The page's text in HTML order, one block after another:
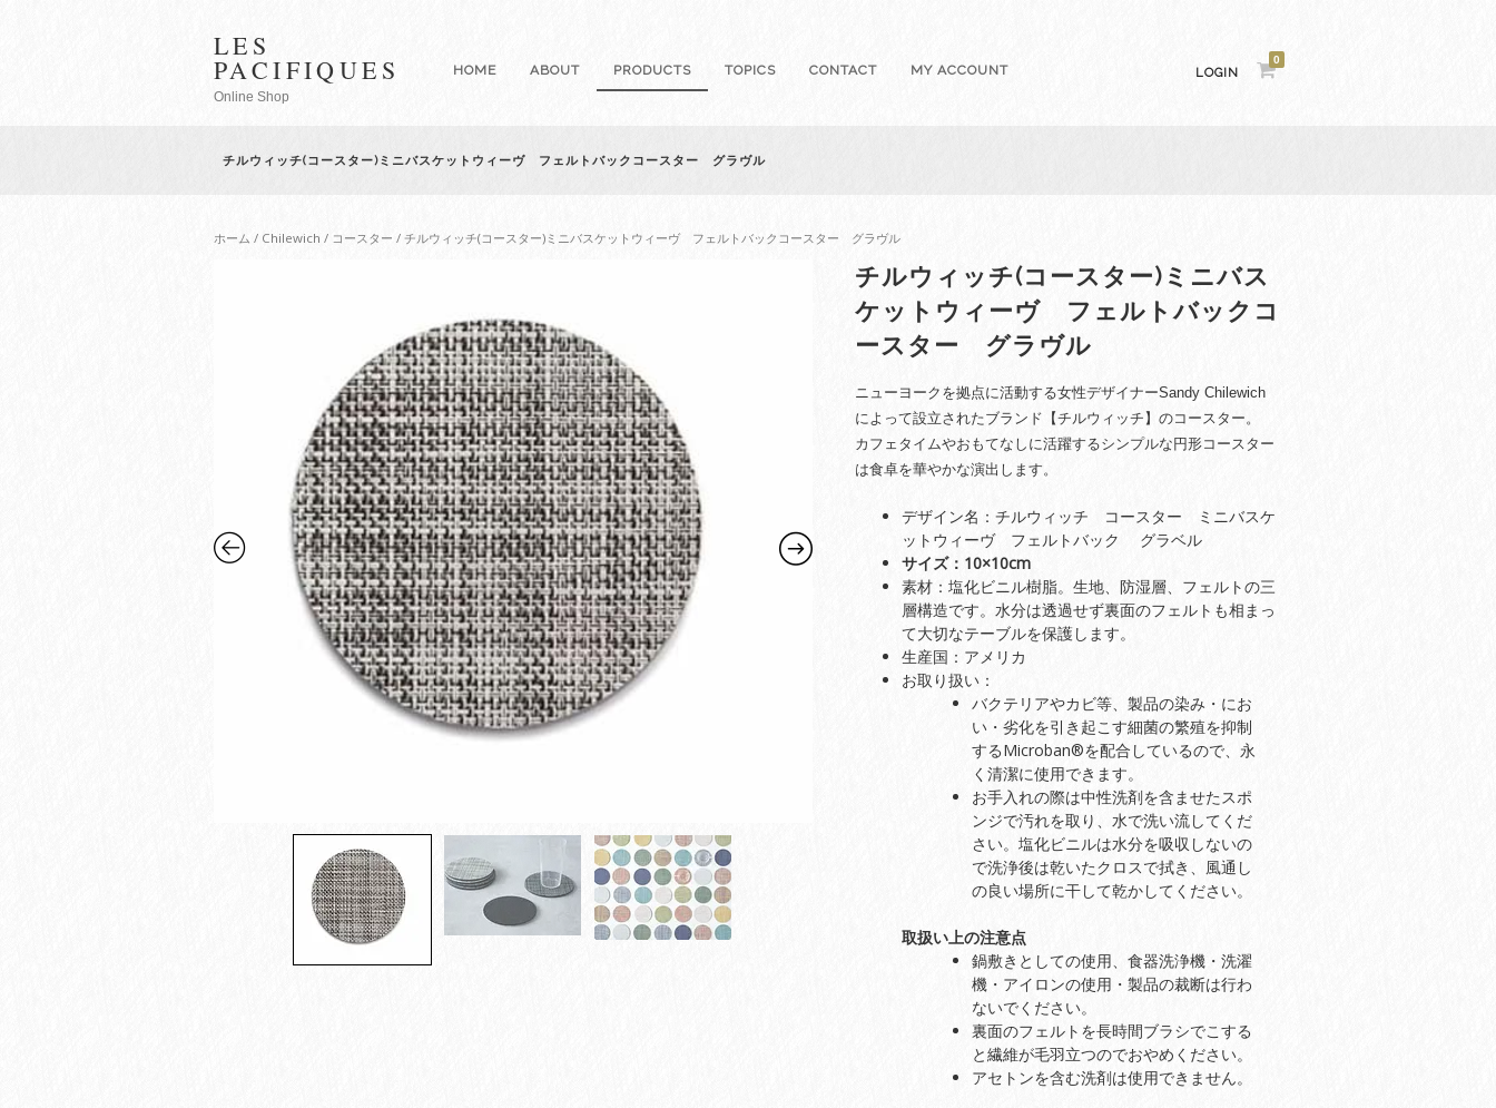
LES
PACIFIQUES
Online Shop
HOME ABOUT PRODUCTS TOPICS CONTACT MY ACCOUNT LOGIN
0
チルウィッチ(コースター)ミニバスケットウィーヴ フェルトバックコースター グラヴル
ホーム / Chilewich / コースター / チルウィッチ(コースター)ミニバスケットウィーヴ フェルトバックコースター グラヴル
チルウィッチ(コースター)ミニバス
ケットウィーヴ フェルトバックコ
ースター グラヴル
ニューヨークを拠点に活動する女性デザイナーSandy Chilewich
によって設立されたブランド【チルウィッチ】のコースター。
カフェタイムやおもてなしに活躍するシンプルな円形コースター
は食卓を華やかな演出します。
デザイン名：チルウィッチ コースター ミニバスケ
ットウィーヴ フェルトバック グラベル
サイズ：10×10cm
素材：塩化ビニル樹脂。生地、防湿層、フェルトの三
層構造です。水分は透過せず裏面のフェルトも相まっ
て大切なテーブルを保護します。
生産国：アメリカ
お取り扱い：
バクテリアやカビ等、製品の染み・にお
い・劣化を引き起こす細菌の繁殖を抑制
するMicroban®を配合しているので、永
く清潔に使用できます。
お手入れの際は中性洗剤を含ませたスポ
ンジで汚れを取り、水で洗い流してくだ
さい。塩化ビニルは水分を吸収しないの
で洗浄後は乾いたクロスで拭き、風通し
の良い場所に干して乾かしてください。
取扱い上の注意点
鍋敷きとしての使用、食器洗浄機・洗濯
機・アイロンの使用・製品の裁断は行わ
ないでください。
裏面のフェルトを長時間ブラシでこする
と繊維が毛羽立つのでおやめください。
アセトンを含む洗剤は使用できません。